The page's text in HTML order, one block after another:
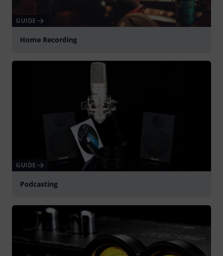
GUIDE
Home Recording
GUIDE
Podcasting